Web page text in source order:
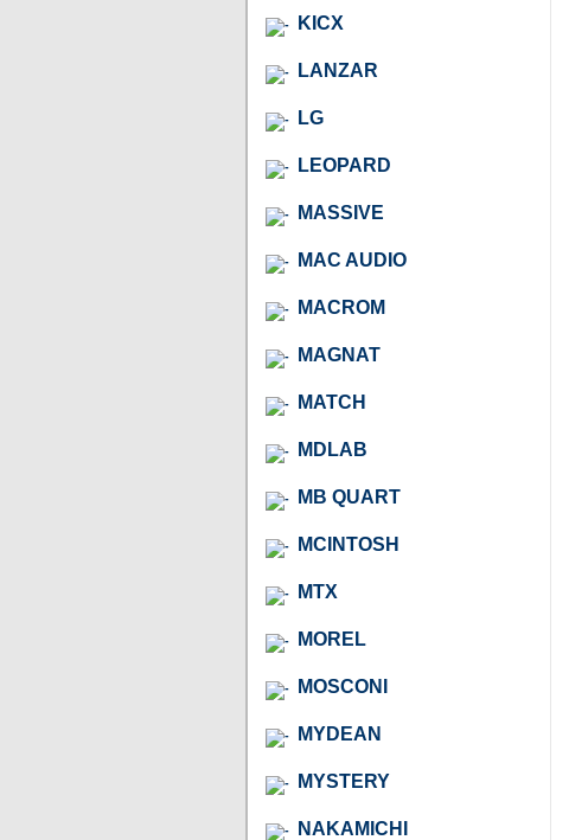
KICX
LANZAR
LG
LEOPARD
MASSIVE
MAC AUDIO
MACROM
MAGNAT
MATCH
MDLAB
MB QUART
MCINTOSH
MTX
MOREL
MOSCONI
MYDEAN
MYSTERY
NAKAMICHI